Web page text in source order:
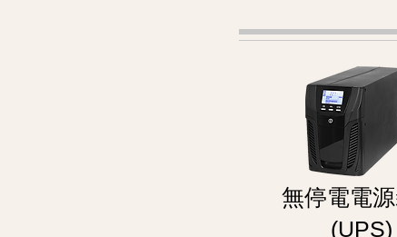
無停電電
(UPS)